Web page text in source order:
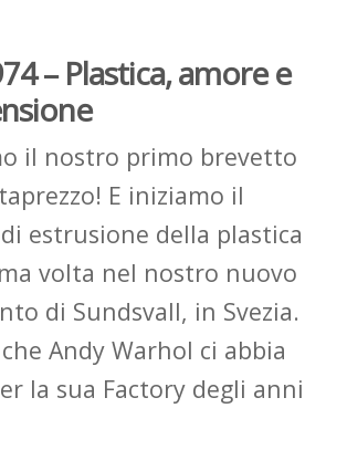
– Plastica, amore e
il nostro primo brevetto
! E iniziamo il
estrusione della plastica
volta nel nostro nuovo
di Sundsvall, in Svezia.
Andy Warhol ci abbia
la sua Factory degli anni